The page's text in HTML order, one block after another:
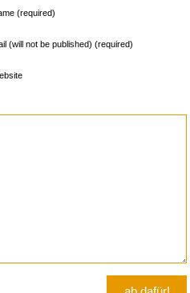
(required)
(will not be published) (required)